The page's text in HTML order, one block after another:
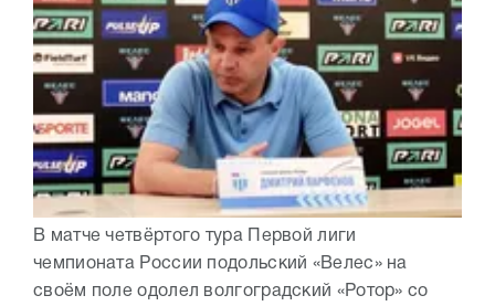
В матче четвёртого тура Первой лиги
чемпионата России подольский «Велес» на
своём поле одолел волгоградский «Ротор» со